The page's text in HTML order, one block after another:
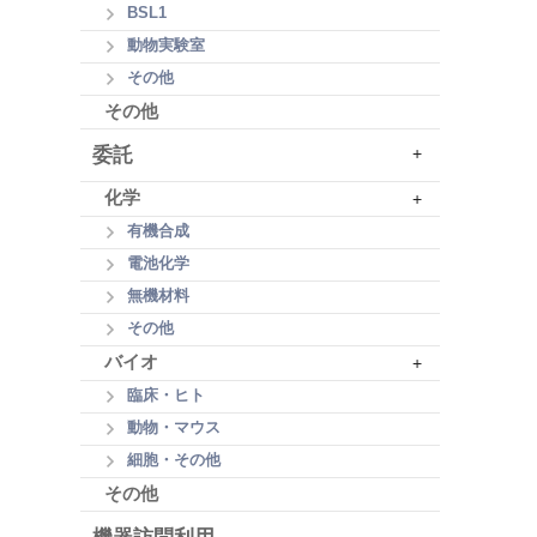
BSL1
動物実験室
その他
その他
委託 +
化学 +
有機合成
電池化学
無機材料
その他
バイオ +
臨床・ヒト
動物・マウス
細胞・その他
その他